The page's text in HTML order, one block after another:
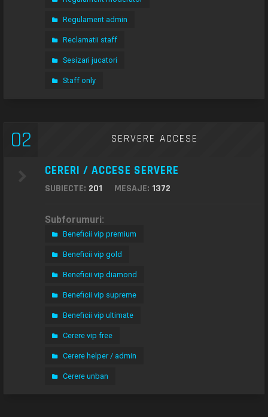
Regulament admin
Reclamatii staff
Sesizari jucatori
Staff only
02 SERVERE ACCESE
CERERI / ACCESE SERVERE
SUBIECTE: 201 MESAJE: 1372
Subforumuri:
Beneficii vip premium
Beneficii vip gold
Beneficii vip diamond
Beneficii vip supreme
Beneficii vip ultimate
Cerere vip free
Cerere helper / admin
Cerere unban